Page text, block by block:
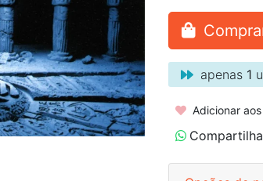
apenas 1
Adicionar